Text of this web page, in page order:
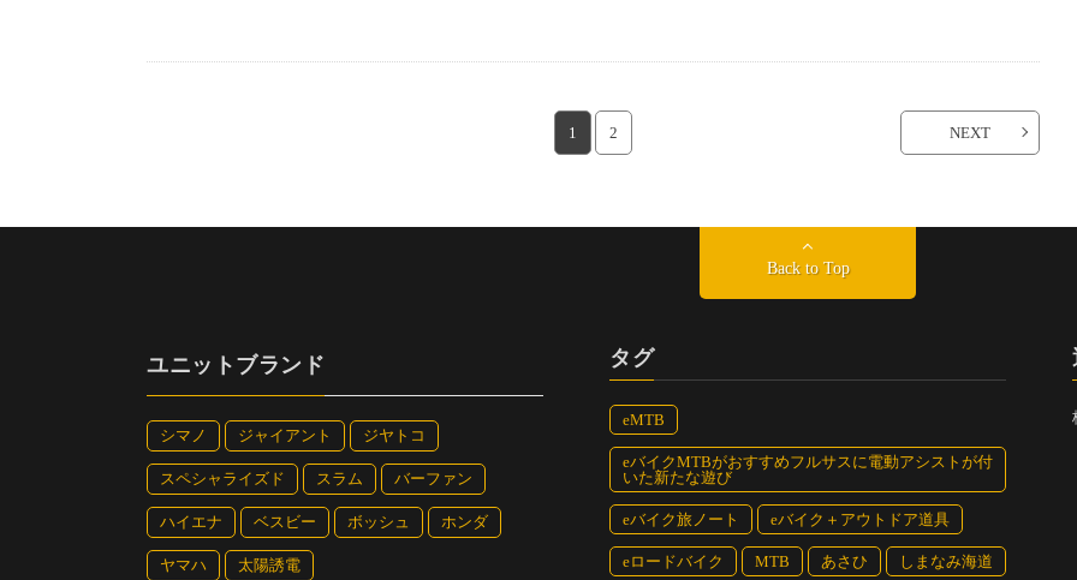
1 2 NEXT
Back to Top
ユニットブランド
シマノ ジャイアント ジヤトコ
スペシャライズド スラム バーファン
ハイエナ ベスビー ボッシュ ホンダ
ヤマハ 太陽誘電
タグ
eMTB
eバイクMTBがおすすめフルサスに電動アシストが付
いた新たな遊び
eバイク旅ノート eバイク＋アウトドア道具
eロードバイク MTB あさひ しまなみ海道